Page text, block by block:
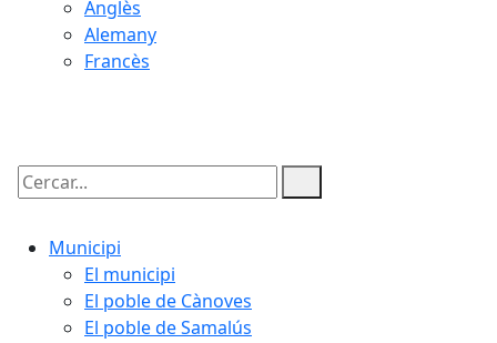
Anglès
Alemany
Francès
Cercar:
Municipi
El municipi
El poble de Cànoves
El poble de Samalús